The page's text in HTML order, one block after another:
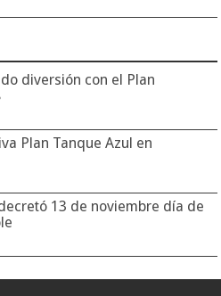
diversión con el Plan
Plan Tanque Azul en
13 de noviembre día de